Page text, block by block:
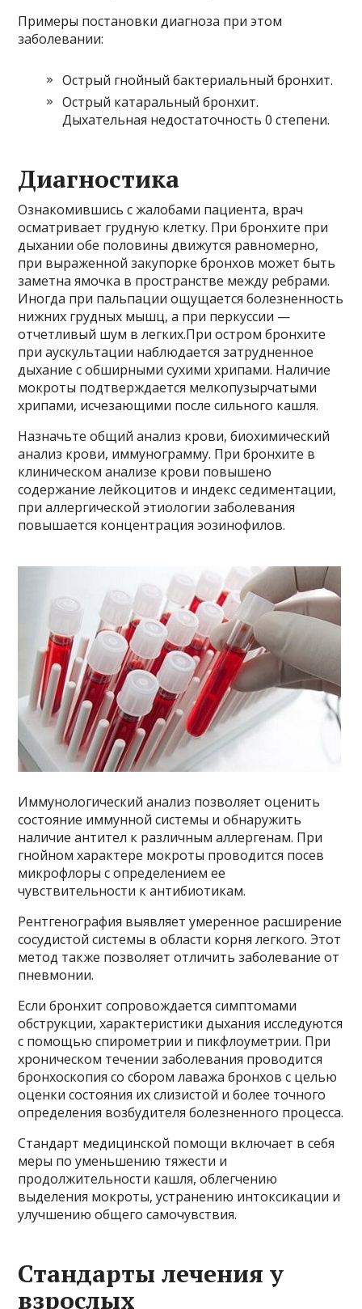
Примеры постановки диагноза при этом
заболевании:
Острый гнойный бактериальный бронхит.
Острый катаральный бронхит.
Дыхательная недостаточность 0 степени.
Диагностика
Ознакомившись с жалобами пациента, врач
осматривает грудную клетку. При бронхите при
дыхании обе половины движутся равномерно,
при выраженной закупорке бронхов может быть
заметна ямочка в пространстве между ребрами.
Иногда при пальпации ощущается болезненность
нижних грудных мышц, а при перкуссии —
отчетливый шум в легких.При остром бронхите
при аускультации наблюдается затрудненное
дыхание с обширными сухими хрипами. Наличие
мокроты подтверждается мелкопузырчатыми
хрипами, исчезающими после сильного кашля.
Назначьте общий анализ крови, биохимический
анализ крови, иммунограмму. При бронхите в
клиническом анализе крови повышено
содержание лейкоцитов и индекс седиментации,
при аллергической этиологии заболевания
повышается концентрация эозинофилов.
Иммунологический анализ позволяет оценить
состояние иммунной системы и обнаружить
наличие антител к различным аллергенам. При
гнойном характере мокроты проводится посев
микрофлоры с определением ее
чувствительности к антибиотикам.
Рентгенография выявляет умеренное расширение
сосудистой системы в области корня легкого. Этот
метод также позволяет отличить заболевание от
пневмонии.
Если бронхит сопровождается симптомами
обструкции, характеристики дыхания исследуются
с помощью спирометрии и пикфлоуметрии. При
хроническом течении заболевания проводится
бронхоскопия со сбором лаважа бронхов с целью
оценки состояния их слизистой и более точного
определения возбудителя болезненного процесса.
Стандарт медицинской помощи включает в себя
меры по уменьшению тяжести и
продолжительности кашля, облегчению
выделения мокроты, устранению интоксикации и
улучшению общего самочувствия.
Стандарты лечения у
взрослых